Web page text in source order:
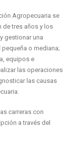
Agropecuaria se
de tres años y los
gestionar una
o mediana;
equipos e
las operaciones
las causas
carreras con
a través del